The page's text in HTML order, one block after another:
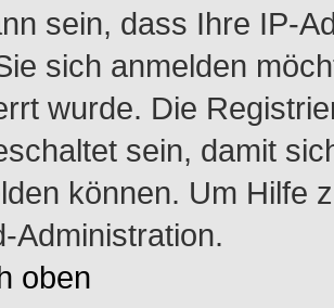
sein, dass Ihre IP-
sich anmelden
wurde. Die
sein, damit
können. Um Hilfe
Administration.
oben